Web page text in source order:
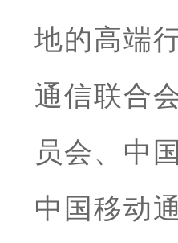
地的高端
通信联合
员会、中
中国移动